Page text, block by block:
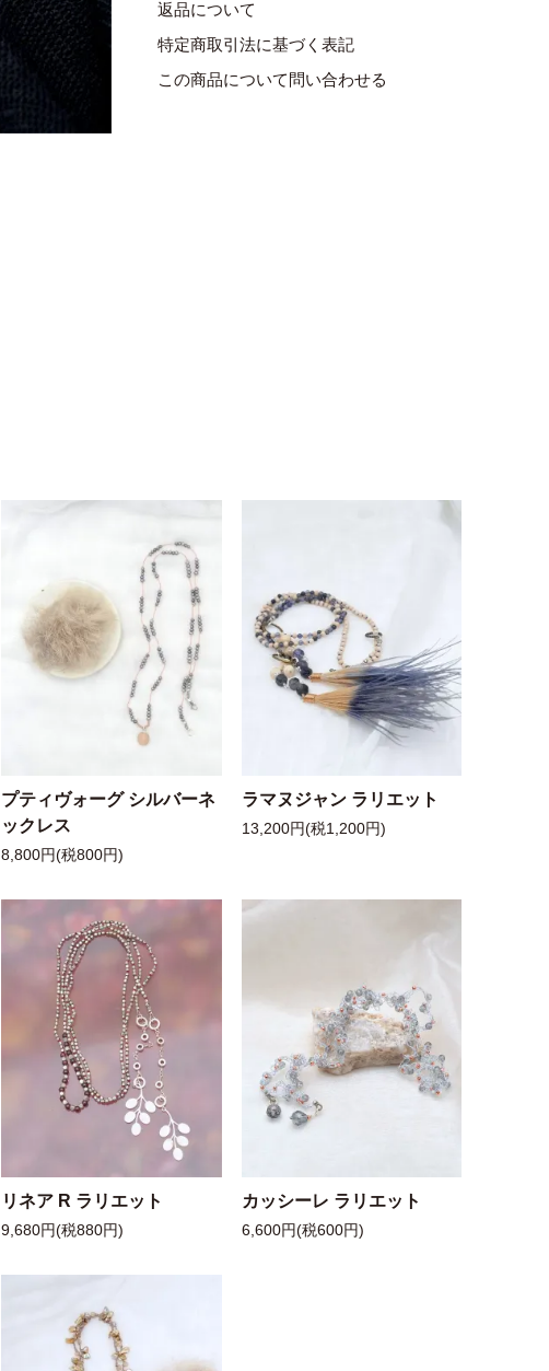
返品について
特定商取引法に基づく表記
この商品について問い合わせる
プティヴォーグ シルバーネ
ックレス
8,800円(税800円)
ラマヌジャン ラリエット
13,200円(税1,200円)
リネア R ラリエット
9,680円(税880円)
カッシーレ ラリエット
6,600円(税600円)